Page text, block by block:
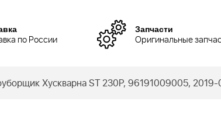
по России
Запчасти
Оригинальные
Хускварна ST 230P, 96191009005,